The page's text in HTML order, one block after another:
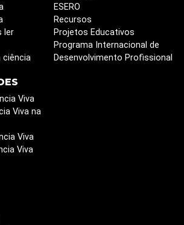
ler
ciência
ESERO
Recursos
Projetos Educativos
Programa Internacional de
Desenvolvimento Profissional
Viva
Viva na
Viva
Viva